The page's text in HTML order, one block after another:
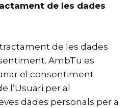
de les dades
de les dades
AmbTu es
el consentiment
l’Usuari per al
dades personals per a